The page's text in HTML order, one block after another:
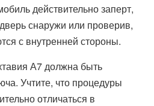
действительно заперт,
снаружи или проверив,
с внутренней стороны.
А7 должна быть
Учтите, что процедуры
отличаться в